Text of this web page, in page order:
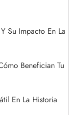
Su Impacto En La
Benefician Tu
En La Historia